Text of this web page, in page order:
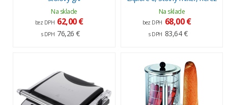
Na sklade
bez DPH 62,00 €
s DPH 76,26 €
Na sklade
bez DPH 68,00 €
s DPH 83,64 €